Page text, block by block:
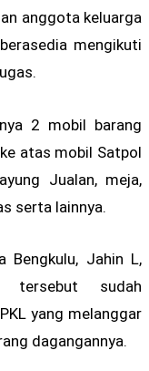
anggota keluarga
mengikuti
2 mobil barang
atas mobil Satpol
Jualan, meja,
serta lainnya.
Bengkulu, Jahin L,
tersebut sudah
yang melanggar
dagangannya.